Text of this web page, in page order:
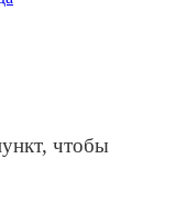
чтобы